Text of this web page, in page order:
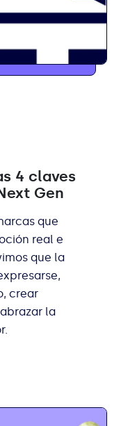
4 claves
Gen
que
real e
que la
crear
la